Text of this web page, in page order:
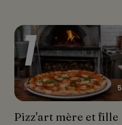
Pizz'art mère et fille
1
★★★★★ 5
Pizz'art mère et fille